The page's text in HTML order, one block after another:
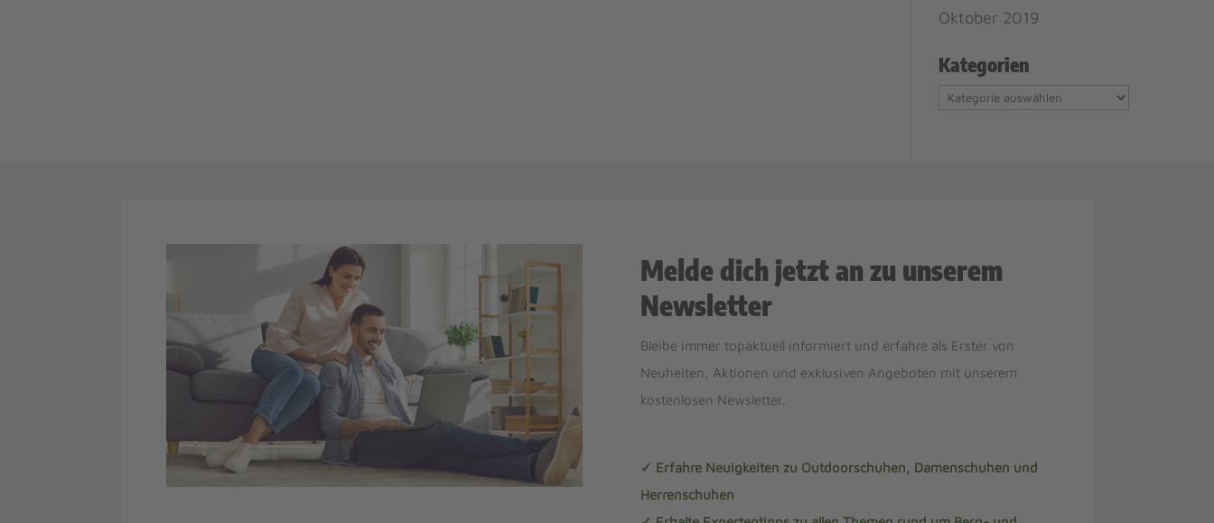
Oktober 2019
Kategorien
Kategorien
Melde dich jetzt an zu unserem
Newsletter
Bleibe immer topaktuell informiert und erfahre als Erster von
Neuheiten, Aktionen und exklusiven Angeboten mit unserem
kostenlosen Newsletter.
✓ Erfahre Neuigkeiten zu Outdoorschuhen, Damenschuhen und
Herrenschuhen